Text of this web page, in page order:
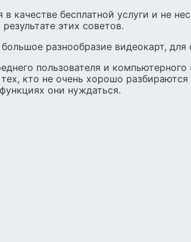
в качестве бесплатной услуги и не
этих советов.
разнообразие видеокарт, для
пользователя и компьютерного
кто не очень хорошо
они нуждаться.